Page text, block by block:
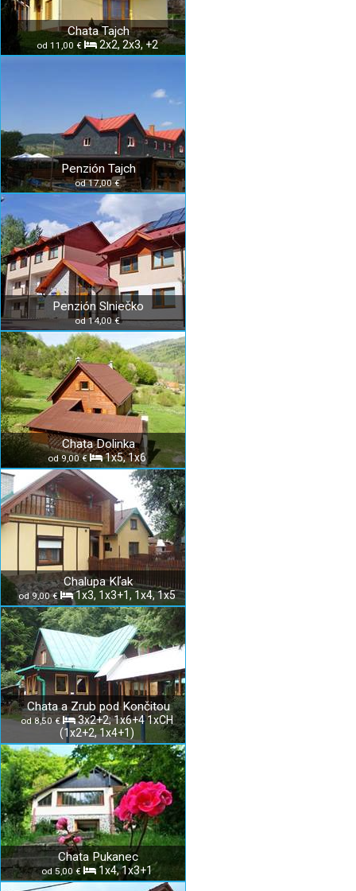
Chata Tajch
od 11,00 € 2x2, 2x3, +2
Penzión Tajch
od 17,00 €
Penzión Slniečko
od 14,00 €
Chata Dolinka
od 9,00 € 1x5, 1x6
Chalupa Kľak
od 9,00 € 1x3, 1x3+1, 1x4, 1x5
Chata a Zrub pod Končitou
od 8,50 €
3x2+2; 1x6+4 1xCH
(1x2+2, 1x4+1)
Chata Pukanec
od 5,00 € 1x4, 1x3+1